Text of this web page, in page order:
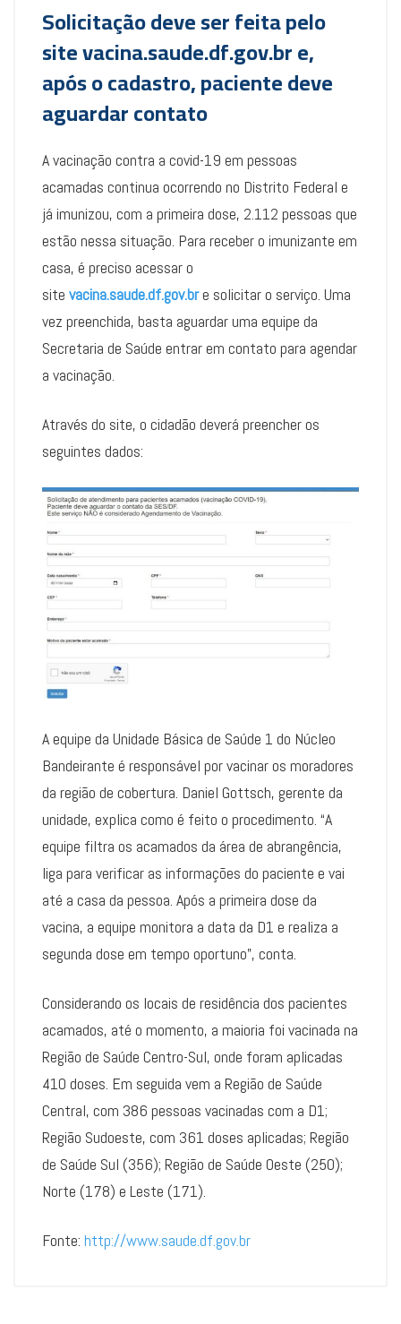
Solicitação deve ser feita pelo
sitevacina.saude.df.gov.bre,
após o cadastro, paciente deve
aguardar contato
A vacinação contra a covid-19 em pessoas
acamadas continua ocorrendo no Distrito Federal e
já imunizou, com a primeira dose, 2.112 pessoas que
estão nessa situação. Para receber o imunizante em
casa, é preciso acessar o
site vacina.saude.df.gov.bre solicitar o serviço. Uma
vez preenchida, basta aguardar uma equipe da
Secretaria de Saúde entrar em contato para agendar
a vacinação.
Através do site, o cidadão deverá preencher os
seguintes dados:
A equipe da Unidade Básica de Saúde 1 do Núcleo
Bandeirante é responsável por vacinar os moradores
da região de cobertura. Daniel Gottsch, gerente da
unidade, explica como é feito o procedimento. “A
equipe filtra os acamados da área de abrangência,
liga para verificar as informações do paciente e vai
até a casa da pessoa. Após a primeira dose da
vacina, a equipe monitora a data da D1 e realiza a
segunda dose em tempo oportuno”, conta.
Considerando os locais de residência dos pacientes
acamados, até o momento, a maioria foi vacinada na
Região de Saúde Centro-Sul, onde foram aplicadas
410 doses. Em seguida vem a Região de Saúde
Central, com 386 pessoas vacinadas com a D1;
Região Sudoeste, com 361 doses aplicadas; Região
de Saúde Sul (356); Região de Saúde Oeste (250);
Norte (178) e Leste (171).
Fonte: http://www.saude.df.gov.br